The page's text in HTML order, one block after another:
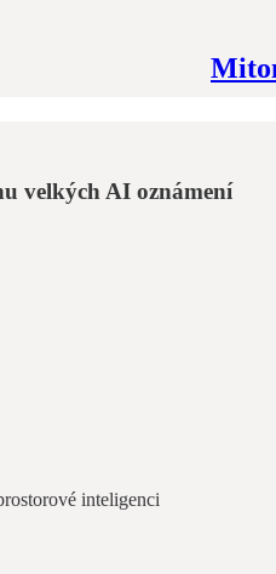
velkých AI oznámení
inteligenci